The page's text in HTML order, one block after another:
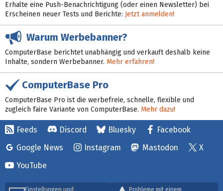
Erhalte eine Push-Benachrichtigung (oder einen Newsletter) bei
Erscheinen neuer Tests und Berichte: Jetzt anmelden!
Warum Werbebanner?
ComputerBase berichtet unabhängig und verkauft deshalb keine
Inhalte, sondern Werbebanner. Mehr erfahren!
ComputerBase Pro
ComputerBase Pro ist die werbefreie, schnelle, flexible und
zugleich faire Variante von ComputerBase. Mehr dazu!
Feeds Discord Bluesky
Facebook
Google News
Instagram Mastodon
X
YouTube
Einstellungen und Probleme mit einem